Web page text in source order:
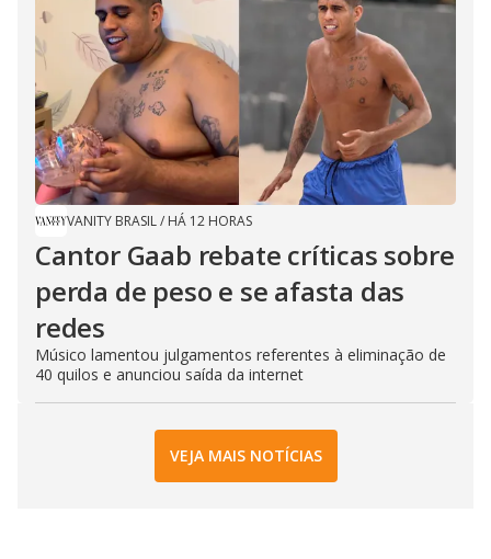
VANITY BRASIL/ HÁ 12 HORAS
Cantor Gaab rebate críticas sobre
perda de peso e se afasta das
redes
Músico lamentou julgamentos referentes à eliminação de
40 quilos e anunciou saída da internet
VEJA MAIS NOTÍCIAS